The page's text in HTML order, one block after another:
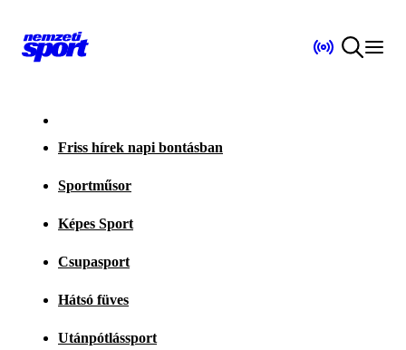
Friss hírek napi bontásban
Sportműsor
Képes Sport
Csupasport
Hátsó füves
Utánpótlássport